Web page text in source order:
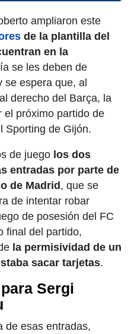
ampliaron este
de la plantilla del
en la
se les deben de
se espera que, al
derecho del Barça, la
el próximo partido de
Sporting de Gijón.
de juego los dos
entradas por parte de
de Madrid , que se
de intentar robar
de posesión del FC
final del partido,
la permisividad de un
sacar tarjetas.
Sergi
de esas entradas,